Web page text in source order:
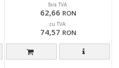
fara TVA:
62,66 RON
cu TVA:
74,57 RON